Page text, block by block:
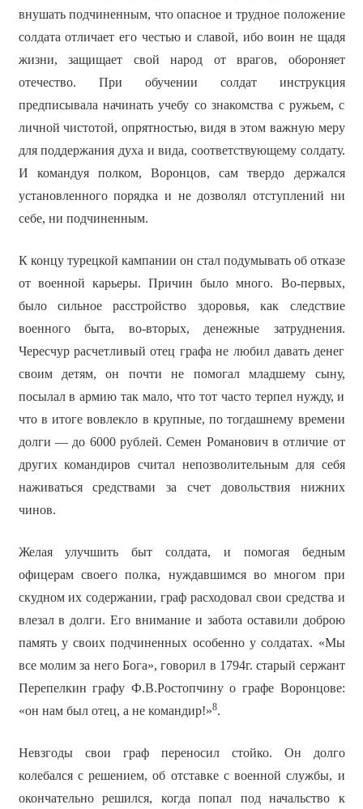
внушать подчиненным, что опасное и трудное положение
солдата отличает его честью и славой, ибо воин не щадя
жизни, защищает свой народ от врагов, обороняет
отечество. При обучении солдат инструкция
предписывала начинать учебу со знакомства с ружьем, с
личной чистотой, опрятностью, видя в этом важную меру
для поддержания духа и вида, соответствующему солдату.
И командуя полком, Воронцов, сам твердо держался
установленного порядка и не дозволял отступлений ни
себе, ни подчиненным.
К концу турецкой кампании он стал подумывать об отказе
от военной карьеры. Причин было много. Во-первых,
было сильное расстройство здоровья, как следствие
военного быта, во-вторых, денежные затруднения.
Чересчур расчетливый отец графа не любил давать денег
своим детям, он почти не помогал младшему сыну,
посылал в армию так мало, что тот часто терпел нужду, и
что в итоге вовлекло в крупные, по тогдашнему времени
долги — до 6000 рублей. Семен Романович в отличие от
других командиров считал непозволительным для себя
наживаться средствами за счет довольствия нижних
чинов.
Желая улучшить быт солдата, и помогая бедным
офицерам своего полка, нуждавшимся во многом при
скудном их содержании, граф расходовал свои средства и
влезал в долги. Его внимание и забота оставили доброю
память у своих подчиненных особенно у солдатах. «Мы
все молим за него Бога», говорил в 1794г. старый сержант
Перепелкин графу Ф.В.Ростопчину о графе Воронцове:
«он нам был отец, а не командир!»8.
Невзгоды свои граф переносил стойко. Он долго
колебался с решением, об отставке с военной службы, и
окончательно решился, когда попал под начальство к